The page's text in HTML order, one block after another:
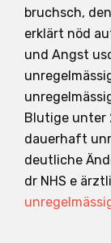
bruchsch,
erklärt nöd
und Angst
Blutige unter
dauerhaft
deutliche
dr NHS e